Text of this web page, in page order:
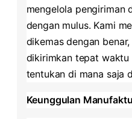
mengelola pengiriman
dengan mulus. Kami
dikemas dengan
dikirimkan tepat waktu
tentukan di mana saja
​Keunggulan